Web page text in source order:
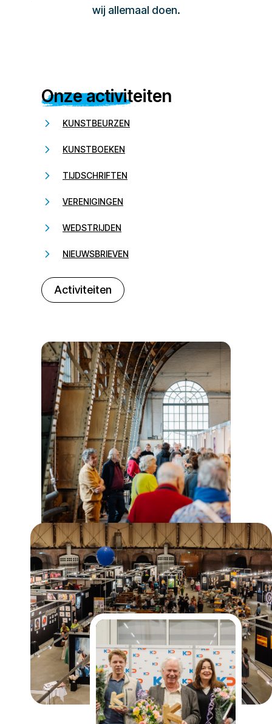
wij allemaal doen.
Onze activiteiten
KUNSTBEURZEN
KUNSTBOEKEN
TIJDSCHRIFTEN
VERENIGINGEN
WEDSTRIJDEN
NIEUWSBRIEVEN
Activiteiten
232323